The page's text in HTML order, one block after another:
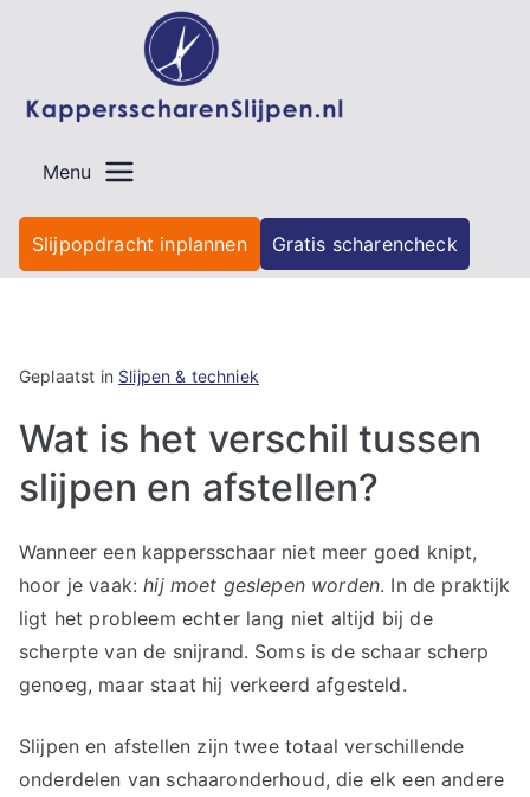
inhoud
Menu
Slijpopdracht inplannen Gratis scharencheck
Geplaatst in Slijpen & techniek
Wat is het verschil tussen
slijpen en afstellen?
Wanneer een kappersschaar niet meer goed knipt,
hoor je vaak:hij moet geslepen worden. In de praktijk
ligt het probleem echter lang niet altijd bij de
scherpte van de snijrand. Soms is de schaar scherp
genoeg, maar staat hij verkeerd afgesteld.
Slijpen en afstellen zijn twee totaal verschillende
onderdelen van schaaronderhoud, die elk een andere